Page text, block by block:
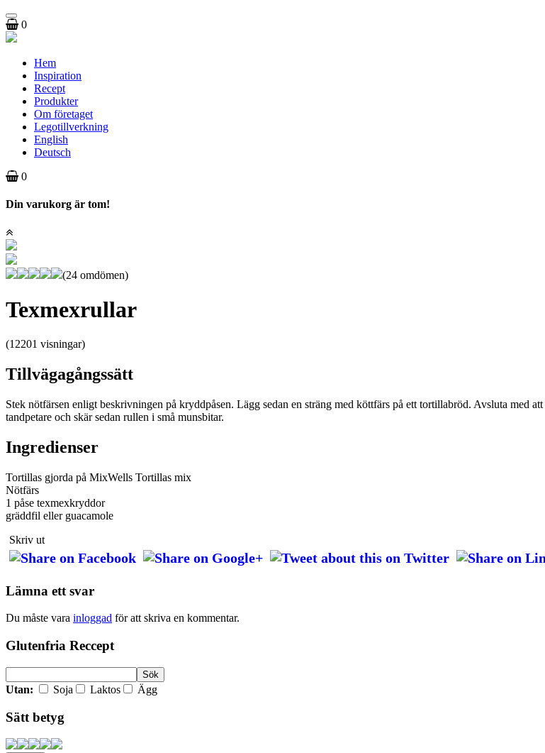
Toggle
navigation
0
Hem
Inspiration
Recept
Produkter
Om företaget
Legotillverkning
English
Deutsch
0
Din varukorg är tom!
(24 omdömen)
Texmexrullar
(12201 visningar)
Tillvägagångssätt
Stek nötfärsen enligt beskrivningen på kryddpåsen. Lägg sedan en sträng med köttfärs på ett tortillabröd. Avsluta med
tandpetare och skär sedan rullen i små munsbitar.
Ingredienser
Tortillas gjorda på MixWells Tortillas mix
Nötfärs
1 påse texmexkryddor
gräddfil eller guacamole
Skriv ut
Lämna ett svar
Du måste vara inloggad för att skriva en kommentar.
Glutenfria Reccept
Utan: Soja Laktos Ägg
Sätt betyg